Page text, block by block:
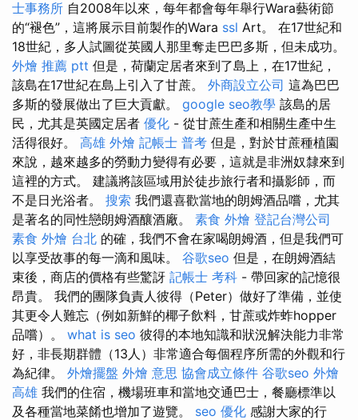
士事務所 自2008年以來，每年都會每年舉行Wara藝術節
的“褪色”，這將展示目前製作的Wara ssl Art。 在17世紀和
18世紀，多人試圖從英國人那里奪走巴巴多斯，但未成功。
外燴 推薦 ptt 但是，荷蘭定居者來到了島上，在17世紀，
該島在17世紀在島上引入了甘蔗。 外商設立公司 這為巴巴
多斯的發展做出了巨大貢獻。 google seo教學 該島的居
民，尤其是英國定居者 優化 - 從甘蔗生產和相關生產中生
活得很好。 高雄 外燴 記帳士 普考 但是，對於甘蔗種植園
來說，越來越多的勞動力變得有必要，這就是非洲奴隸來到
這裡的方式。 建議將該區域用於徒步旅行者和攝影師，而
不是日光浴者。 搜索 我們還喜歡當地的朗姆酒品嚐，尤其
是著名的同性戀朗姆酒釀酒廠。 素食 外燴 登記台灣公司
素食 外燴 台北 的確，我們不會在家喝朗姆酒，但是我們可
以享受故事的每一滴和風味。 谷歌seo 但是，在朗姆酒結
束後，商店的價格有些驚訝 記帳士 考科 - 帶回家的記憶很
昂貴。 我們的團隊負責人彼得（Peter）做好了準備，並使
其更令人難忘（例如新鮮的椰子飲料，甘蔗或炸蚱hopper
品嚐）。 what is seo 彼得的本地知識和狀況解決能力非常
好，非長期群體（13人）非常適合每個程序所需的外觀和行
為紀律。 外燴擺盤 外燴 意思 協會成立條件 谷歌seo 外燴
高雄 我們的住宿，機場班車和當地交通巴士，餐廳標準以
及各種當地菜餚也增加了遊覽。 seo 優化 感謝大家的行